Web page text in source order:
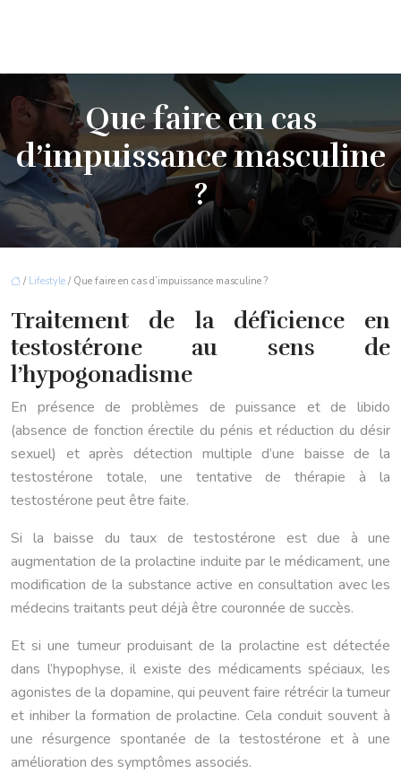
Que faire en cas
d’impuissance masculine
?
/ Lifestyle / Que faire en cas d’impuissance masculine ?
Traitement de la déficience en
testostérone au sens de
l’hypogonadisme
En présence de problèmes de puissance et de libido
(absence de fonction érectile du pénis et réduction du désir
sexuel) et après détection multiple d’une baisse de la
testostérone totale, une tentative de thérapie à la
testostérone peut être faite.
Si la baisse du taux de testostérone est due à une
augmentation de la prolactine induite par le médicament, une
modification de la substance active en consultation avec les
médecins traitants peut déjà être couronnée de succès.
Et si une tumeur produisant de la prolactine est détectée
dans l’hypophyse, il existe des médicaments spéciaux, les
agonistes de la dopamine, qui peuvent faire rétrécir la tumeur
et inhiber la formation de prolactine. Cela conduit souvent à
une résurgence spontanée de la testostérone et à une
amélioration des symptômes associés.